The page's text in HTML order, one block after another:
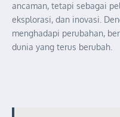
ancaman, tetapi sebagai
eksplorasi, dan inovasi.
menghadapi perubahan,
dunia yang terus berubah.